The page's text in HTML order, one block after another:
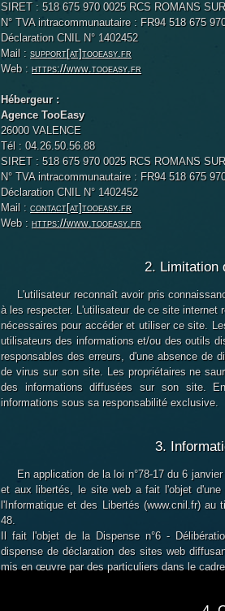
SIRET : 518 675 970 0025 RCS ROMANS
N° TVA intracommunautaire : FR94 518 675
Déclaration CNIL N° 1402452
Mail : support[at]tooeasy.fr
Web : https://www.tooeasy.fr
Hébergeur :
Agence TooEasy
26000 VALENCE
Tél : 04.26.50.56.88
SIRET : 518 675 970 0025 RCS ROMANS
N° TVA intracommunautaire : FR94 518 675
Déclaration CNIL N° 1402452
Mail : contact[at]tooeasy.fr
Web : https://www.tooeasy.fr
2. Limitation
L'utilisateur reconnaît avoir pris
à les respecter. L'utilisateur de ce site
nécessaires pour accéder et utiliser ce site.
utilisateurs des informations et/ou des outils
responsables des erreurs, d'une absence de
de virus sur son site. Les propriétaires ne
des informations diffusées sur son site.
informations sous sa responsabilité exclusive.
3.
En application de la loi n°78-17 du 6
et aux libertés, le site web a fait l'objet d'une
l'Informatique et des Libertés (www.cnil.fr)
48.
Il fait l'objet de la Dispense n°6 -
dispense de déclaration des sites web
mis en œuvre par des particuliers dans le